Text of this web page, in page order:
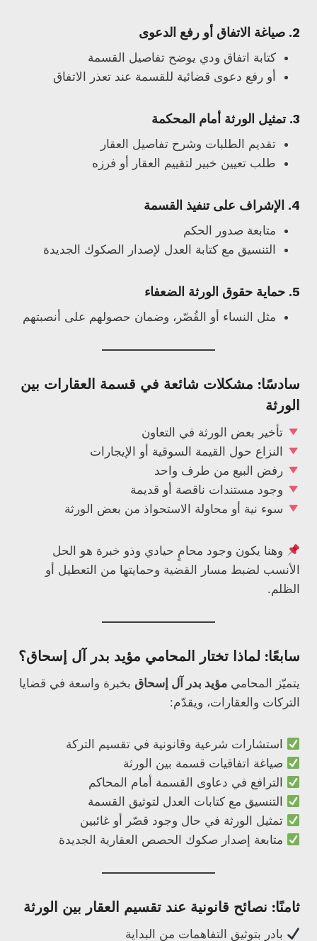
2. صياغة الاتفاق أو رفع الدعوى
كتابة اتفاق ودي يوضح تفاصيل القسمة
أو رفع دعوى قضائية للقسمة عند تعذر الاتفاق
3. تمثيل الورثة أمام المحكمة
تقديم الطلبات وشرح تفاصيل العقار
طلب تعيين خبير لتقييم العقار أو فرزه
4. الإشراف على تنفيذ القسمة
متابعة صدور الحكم
التنسيق مع كتابة العدل لإصدار الصكوك الجديدة
5. حماية حقوق الورثة الضعفاء
مثل النساء أو القُصّر، وضمان حصولهم على أنصبتهم
سادسًا: مشكلات شائعة في قسمة العقارات بين
الورثة
تأخير بعض الورثة في التعاون
النزاع حول القيمة السوقية أو الإيجارات
رفض البيع من طرف واحد
وجود مستندات ناقصة أو قديمة
سوء نية أو محاولة الاستحواذ من بعض الورثة
وهنا يكون وجود محامٍ حيادي وذو خبرة هو الحل
الأنسب لضبط مسار القضية وحمايتها من التعطيل أو
الظلم.
سابعًا: لماذا تختار المحامي مؤيد بدر آل إسحاق؟
يتميّز المحامي مؤيد بدر آل إسحاق بخبرة واسعة في قضايا
التركات والعقارات، ويقدّم:
استشارات شرعية وقانونية في تقسيم التركة
صياغة اتفاقيات قسمة بين الورثة
الترافع في دعاوى القسمة أمام المحاكم
التنسيق مع كتابات العدل لتوثيق القسمة
تمثيل الورثة في حال وجود قصّر أو غائبين
متابعة إصدار صكوك الحصص العقارية الجديدة
ثامنًا: نصائح قانونية عند تقسيم العقار بين الورثة
بادر بتوثيق التفاهمات من البداية